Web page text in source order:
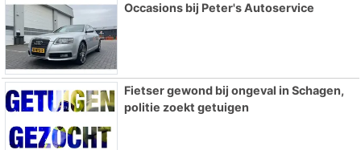
Occasions bij Peter's Autoservice
Fietser gewond bij ongeval in Schagen,
politie zoekt getuigen